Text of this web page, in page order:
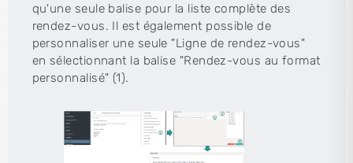
qu'une seule balise pour la liste complète des
rendez-vous. Il est également possible de
personnaliser une seule "Ligne de rendez-vous"
en sélectionnant la balise "Rendez-vous au format
personnalisé" (1).